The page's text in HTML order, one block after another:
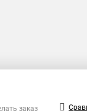
заказ